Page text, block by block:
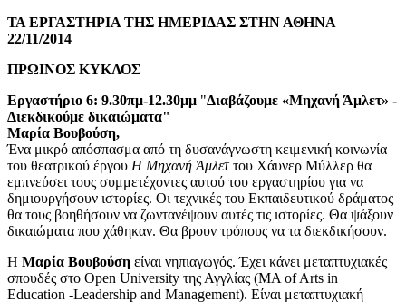
ΤΑ ΕΡΓΑΣΤΗΡΙΑ ΤΗΣ ΗΜΕΡΙΔΑΣ ΣΤΗΝ ΑΘΗΝΑ
22/11/2014
ΠΡΩΙΝΟΣ ΚΥΚΛΟΣ
Εργαστήριο 6: 9.30πμ-12.30μμ "Διαβάζουμε «Μηχανή Άμλετ» -
Διεκδικούμε δικαιώματα"
Μαρία Βουβούση,
Ένα μικρό απόσπασμα από τη δυσανάγνωστη κειμενική κοινωνία
του θεατρικού έργου Η Μηχανή Άμλεττου Χάυνερ Μύλλερ θα
εμπνεύσει τους συμμετέχοντες αυτού του εργαστηρίου για να
δημιουργήσουν ιστορίες. Οι τεχνικές του Εκπαιδευτικού δράματος
θα τους βοηθήσουν να ζωντανέψουν αυτές τις ιστορίες. Θα ψάξουν
δικαιώματα που χάθηκαν. Θα βρουν τρόπους να τα διεκδικήσουν.
Η Μαρία Βουβούση είναι νηπιαγωγός. Έχει κάνει μεταπτυχιακές
σπουδές στο Open University της Αγγλίας (MA of Arts in
Education -Leadership and Management). Είναι μεταπτυχιακή